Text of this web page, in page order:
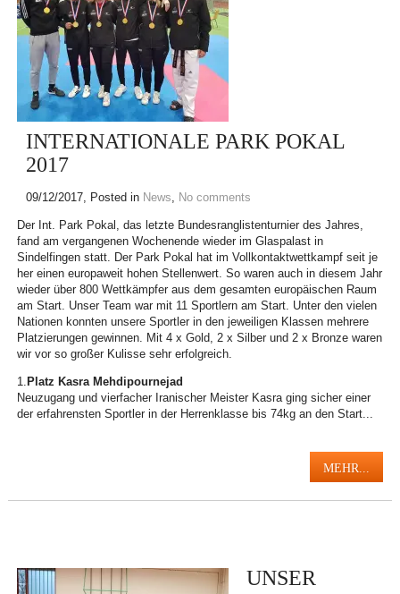
INTERNATIONALE PARK POKAL
2017
09/12/2017, Posted in News, No comments
Der Int. Park Pokal, das letzte Bundesranglistenturnier des Jahres,
fand am vergangenen Wochenende wieder im Glaspalast in
Sindelfingen statt. Der Park Pokal hat im Vollkontaktwettkampf seit je
her einen europaweit hohen Stellenwert. So waren auch in diesem Jahr
wieder über 800 Wettkämpfer aus dem gesamten europäischen Raum
am Start. Unser Team war mit 11 Sportlern am Start. Unter den vielen
Nationen konnten unsere Sportler in den jeweiligen Klassen mehrere
Platzierungen gewinnen. Mit 4 x Gold, 2 x Silber und 2 x Bronze waren
wir vor so großer Kulisse sehr erfolgreich.
1. Platz Kasra Mehdipournejad
Neuzugang und vierfacher Iranischer Meister Kasra ging sicher einer
der erfahrensten Sportler in der Herrenklasse bis 74kg an den Start...
MEHR...
UNSER